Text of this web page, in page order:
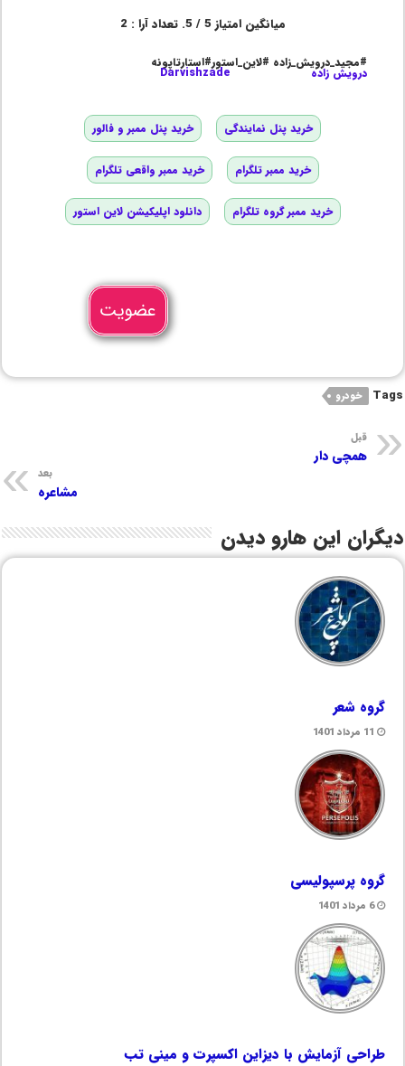
میانگین امتیاز 5/ 5. تعداد آرا : 2
#مجید_درویش_زاده #لاین_استور#استارتاپونه
درویش زاده Darvishzade
خرید پنل نمایندگی خرید پنل ممبر و فالور
خرید ممبر تلگرام خرید ممبر واقعی تلگرام
خرید ممبر گروه تلگرام دانلود اپلیکیشن لاین استور
عضویت
Tags خودرو
قبل
همچی دار
بعد
مشاعره
دیگران این هارو دیدن
گروه شعر
11 مرداد 1401
گروه پرسپولیسی
6 مرداد 1401
طراحی آزمایش با دیزاین اکسپرت و مینی تب